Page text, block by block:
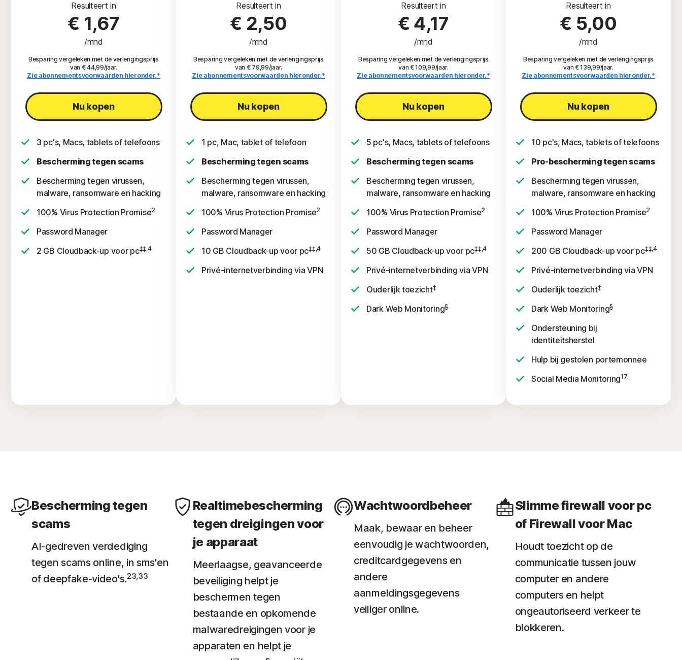
Resulteert in
€ 1,67
/mnd
Besparing vergeleken met de verlengingsprijs
van € 44,99/jaar.
Zie abonnementsvoorwaarden hieronder.*
Nu kopen
3 pc's, Macs, tablets of telefoons
Bescherming tegen scams
Bescherming tegen virussen,
malware, ransomware en hacking
100% Virus Protection Promise2
Password Manager
2 GB Cloudback-up voor pc‡‡,4
Resulteert in
€ 2,50
/mnd
Besparing vergeleken met de verlengingsprijs
van € 79,99/jaar.
Zie abonnementsvoorwaarden hieronder.*
Nu kopen
1 pc, Mac, tablet of telefoon
Bescherming tegen scams
Bescherming tegen virussen,
malware, ransomware en hacking
100% Virus Protection Promise2
Password Manager
10 GB Cloudback-up voor pc‡‡,4
Privé-internetverbinding via VPN
Resulteert in
€ 4,17
/mnd
Besparing vergeleken met de verlengingsprijs
van € 109,99/jaar.
Zie abonnementsvoorwaarden hieronder.*
Nu kopen
5 pc's, Macs, tablets of telefoons
Bescherming tegen scams
Bescherming tegen virussen,
malware, ransomware en hacking
100% Virus Protection Promise2
Password Manager
50 GB Cloudback-up voor pc‡‡,4
Privé-internetverbinding via VPN
Ouderlijk toezicht‡
Dark Web Monitoring§
Resulteert in
€ 5,00
/mnd
Besparing vergeleken met de verlengingsprijs
van € 139,99/jaar.
Zie abonnementsvoorwaarden hieronder.*
Nu kopen
10 pc's, Macs, tablets of telefoons
Pro-bescherming tegen scams
Bescherming tegen virussen,
malware, ransomware en hacking
100% Virus Protection Promise2
Password Manager
200 GB Cloudback-up voor pc‡‡,4
Privé-internetverbinding via VPN
Ouderlijk toezicht‡
Dark Web Monitoring§
Ondersteuning bij
identiteitsherstel
Hulp bij gestolen portemonnee
Social Media Monitoring17
Bescherming tegen
scams
AI-gedreven verdediging
tegen scams online, in sms'en
of deepfake-video's.23,33
Realtimebescherming
tegen dreigingen voor
je apparaat
Meerlaagse, geavanceerde
beveiliging helpt je
beschermen tegen
bestaande en opkomende
malwaredreigingen voor je
apparaten en helpt je
Wachtwoordbeheer
Maak, bewaar en beheer
eenvoudig je wachtwoorden,
creditcardgegevens en
andere
aanmeldingsgegevens
veiliger online.
Slimme firewall voor pc
of Firewall voor Mac
Houdt toezicht op de
communicatie tussen jouw
computer en andere
computers en helpt
ongeautoriseerd verkeer te
blokkeren.